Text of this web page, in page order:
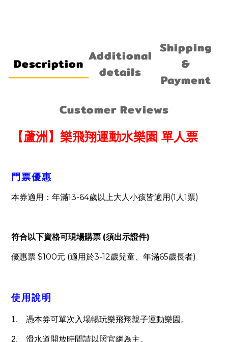
Description Additional
details
Shipping
&
Payment
Customer Reviews
【蘆洲】樂飛翔運動水樂園 單人票
門票優惠
本券適用：年滿13-64歲以上大人小孩皆適用 (1 人 1票)
符合以下資格可現場購票 (須出示證件)
優惠票 $100元 (適用於3-12歲兒童、年滿65歲長者)
使用說明
1. 憑本券可單次入場暢玩樂飛翔親子運動樂園。
2. 滑水道開放時間請以照官網為主。